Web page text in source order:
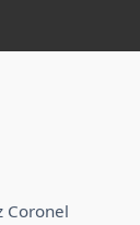
Coronel